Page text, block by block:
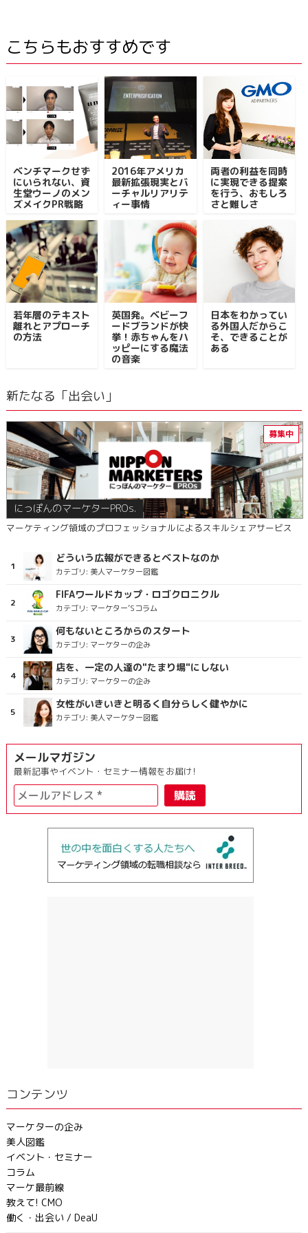
こちらもおすすめです
ベンチマークせず
にいられない、資
生堂ウーノのメン
ズメイクPR戦略
2016年アメリカ
最新拡張現実とバ
ーチャルリアリテ
ィー事情
両者の利益を同時
に実現できる提案
を行う、おもしろ
さと難しさ
若年層のテキスト
離れとアプローチ
の方法
英国発。ベビーフ
ードブランドが快
挙！赤ちゃんをハ
ッピーにする魔法
の音楽
日本をわかってい
る外国人だからこ
そ、できることが
ある
新たなる「出会い」
にっぽんのマーケターPROs.
マーケティング領域のプロフェッショナルによるスキルシェアサービス
どういう広報ができるとベストなのか
カテゴリ: 美人マーケター図鑑
FIFAワールドカップ・ロゴクロニクル
カテゴリ: マーケター’Sコラム
何もないところからのスタート
カテゴリ: マーケターの企み
店を、一定の人達の"たまり場"にしない
カテゴリ: マーケターの企み
女性がいきいきと明るく自分らしく健やかに
カテゴリ: 美人マーケター図鑑
メールマガジン
最新記事やイベント・セミナー情報をお届け!
コンテンツ
マーケターの企み
美人図鑑
イベント・セミナー
コラム
マーケ最前線
教えて! CMO
働く・出会い / DeaU